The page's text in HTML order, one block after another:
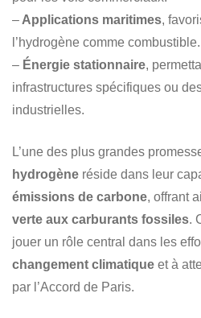
– Applications maritimes,
l’hydrogène comme combustible.
– Énergie stationnaire,
infrastructures spécifiques ou
industrielles.
L’une des plus grandes
hydrogène réside dans leur
émissions de carbone, offrant
verte aux carburants fossiles.
jouer un rôle central dans les
changement climatique et à
par l’Accord de Paris.